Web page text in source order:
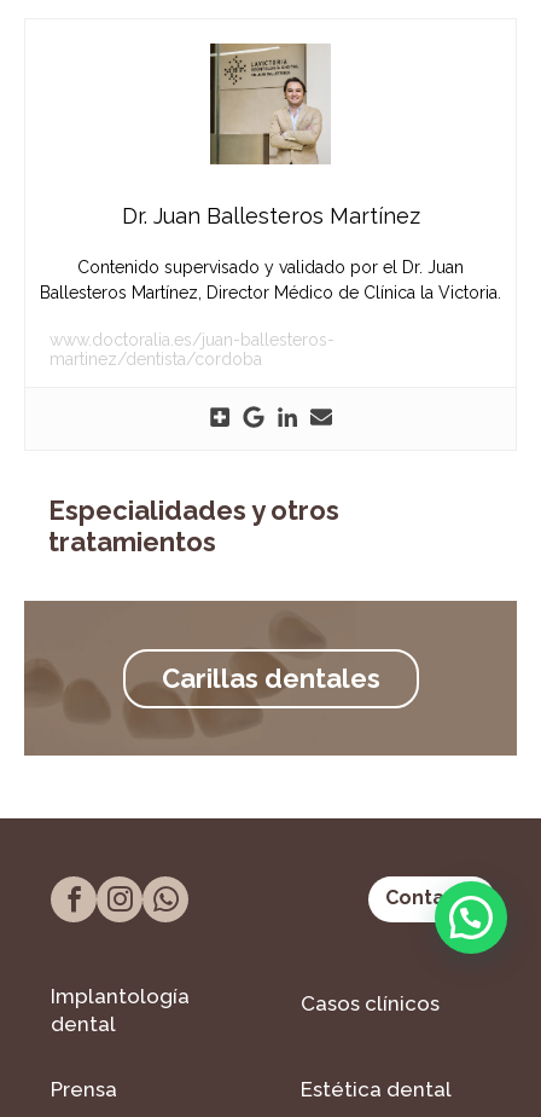
Dr. Juan Ballesteros Martínez
Contenido supervisado y validado por el Dr. Juan
Ballesteros Martínez, Director Médico de Clínica la Victoria.
www.doctoralia.es/juan-ballesteros-
martinez/dentista/cordoba
Especialidades y otros
tratamientos
Carillas dentales
Contacto
Implantología
dental
Casos clínicos
Prensa Estética dental